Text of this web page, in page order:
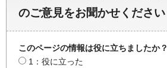
のご意見をお聞かせください
このページの情報は役に立ちましたか？
1：役に立った